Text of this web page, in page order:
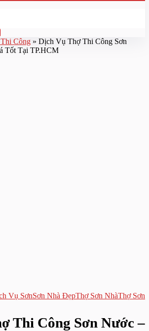
Công » Dịch Vụ Thợ Thi Công Sơn
Tốt Tại TP.HCM
Vụ SơnSơn Nhà ĐẹpThợ Sơn NhàThợ Sơn
Thi Công Sơn Nước –